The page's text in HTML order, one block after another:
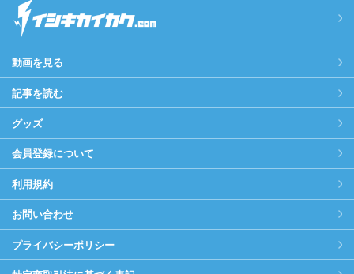
動画を見る
記事を読む
グッズ
会員登録について
利用規約
お問い合わせ
プライバシーポリシー